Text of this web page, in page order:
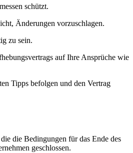
schützt.
Änderungen vorzuschlagen.
zu sein.
auf Ihre Ansprüche wie
Tipps befolgen und den Vertrag
die Bedingungen für das Ende des
geschlossen.